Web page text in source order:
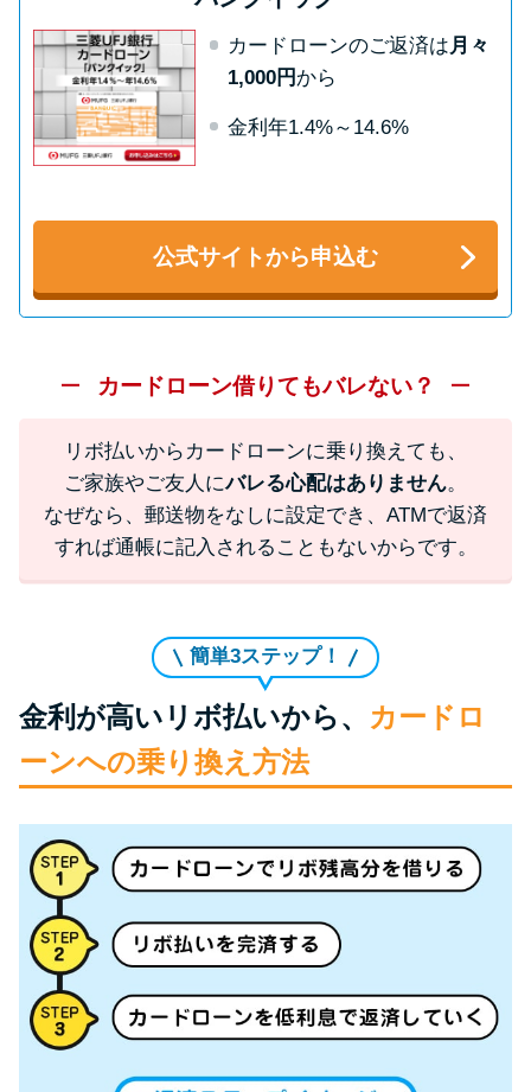
方法はどれ？
年収が低い＆他社借入があると
落ちる？バンクイックの口コミ
を分析
みずほ銀行カードローンの問い
合わせ先とシーン別の問い合わ
せ方法
カードローンのご返済は月々
1,000円 から
金利年1.4%～14.6%
公式サイトから申込む
カードローン借りてもバレない？
リボ払いからカードローンに乗り換えても、
ご家族やご友人にバレる心配はありません。
なぜなら、郵送物をなしに設定でき、ATMで返済
すれば通帳に記入されることもないからです。
簡単3ステップ！
金利が高いリボ払いから、
カードロ
ーンへの乗り換え方法